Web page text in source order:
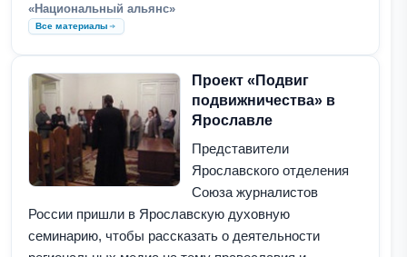
«Национальный альянс»
Все материалы
Проект «Подвиг
подвижничества» в
Ярославле
Представители
Ярославского отделения
Союза журналистов
России пришли в Ярославскую духовную
семинарию, чтобы рассказать о деятельности